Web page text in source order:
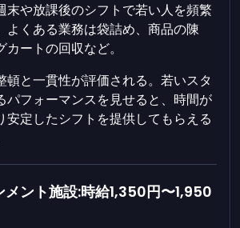
末や放課後のシフトで若い人を頻繁
よくある業務は袋詰め、商品の陳
ートの回収など。
頓と一貫性が評価される。若いスタ
パフォーマンスを見せると、時間が
安定したシフトを提供してもらえる
メント施設:時給1,350円〜1,950